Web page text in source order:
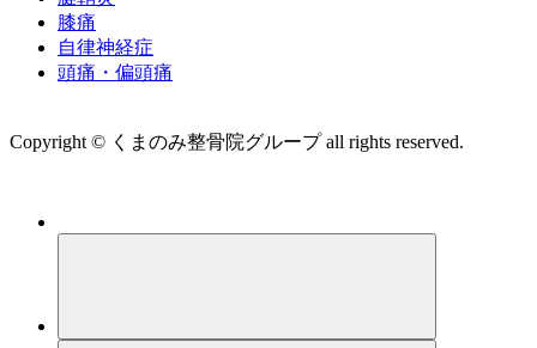
膝痛
自律神経症
頭痛・偏頭痛
Copyright © くまのみ整骨院グループ all rights reserved.